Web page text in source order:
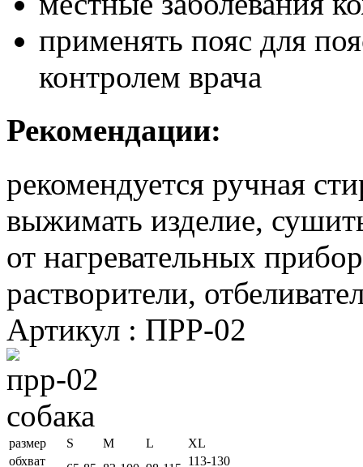
применять пояс для
контролем врача
Рекомендации:
рекомендуется ручная
выжимать изделие,
от нагревательных
растворители,
Артикул : ПРР-02
размер S M L
XL
обхват
113-130